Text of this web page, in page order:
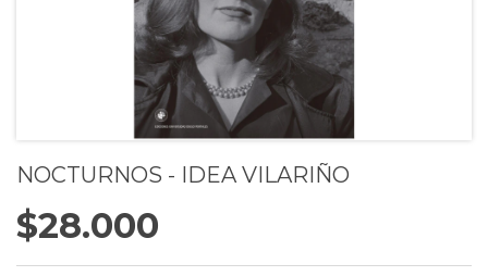
NOCTURNOS - IDEA VILARIÑO
$28.000